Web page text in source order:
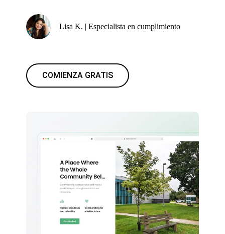
Lisa K. | Especialista en cumplimiento
COMIENZA GRATIS